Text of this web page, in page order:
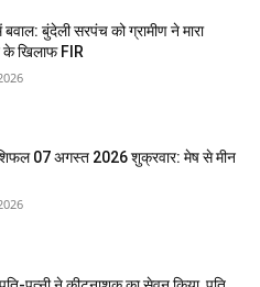
बवाल: बुंदेली सरपंच को ग्रामीण ने मारा
के खिलाफ FIR
07 अगस्त 2026 शुक्रवार: मेष से मीन